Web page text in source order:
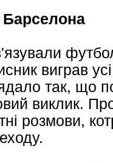
виграв
так, що
виклик.
розмови,